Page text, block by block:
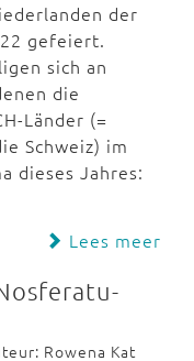
der
gefeiert.
sich an
die
Länder (=
Schweiz) im
dieses Jahres:
Lees meer
Rowena Kat